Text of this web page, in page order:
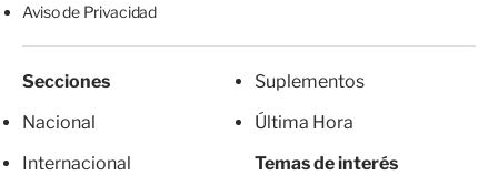
Aviso de Privacidad
Secciones
Nacional
Internacional
Suplementos
Última Hora
Temas de interés